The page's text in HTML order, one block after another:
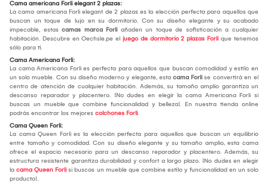
Cama americana Forli elegant 2 plazas:
La cama americana Forli elegant de 2 plazas es la elección perfecta para aquellos que
buscan un toque de lujo en su dormitorio. Con su diseño elegante y su acabado
impecable, estas camas marca Forli añaden un toque de sofisticación a cualquier
habitación. Descubre en Oechsle.pe el juego de dormitorio 2 plazas Forlique tenemos
sólo para ti.
Cama Americana Forli:
La cama Americana Forli es perfecta para aquellos que buscan comodidad y estilo en
un solo mueble. Con su diseño moderno y elegante, esta cama Forli se convertirá en el
centro de atención de cualquier habitación. Además, su tamaño amplio garantiza un
descanso reparador y placentero. ¡No dudes en elegir la cama Americana Forli si
buscas un mueble que combine funcionalidad y belleza!. En nuestra tienda online
podrás encontrar los mejores colchones Forli.
Cama Queen Forli:
La cama Queen Forli es la elección perfecta para aquellos que buscan un equilibrio
entre tamaño y comodidad. Con su diseño elegante y su tamaño amplio, esta cama
ofrece el espacio necesario para un descanso reparador y placentero. Además, su
estructura resistente garantiza durabilidad y confort a largo plazo. ¡No dudes en elegir
la cama Queen Forlisi buscas un mueble que combine estilo y funcionalidad en un solo
producto!.